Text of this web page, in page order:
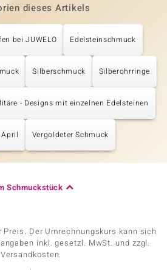
dieses Artikels
bei JUWELO Edelsteinschmuck
Silberschmuck Silberohrringe
- Designs mit einzelnen Edelsteinen
Vergoldeter Schmuck
Schmuckstück
Der Umrechnungskurs kann sich
inkl. gesetzl. MwSt. und zzgl.
Versandkosten.